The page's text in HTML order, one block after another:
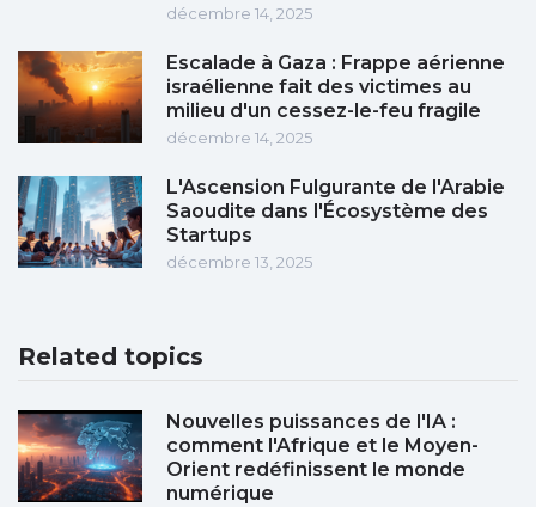
décembre 14, 2025
Escalade à Gaza : Frappe aérienne
israélienne fait des victimes au
milieu d'un cessez-le-feu fragile
décembre 14, 2025
L'Ascension Fulgurante de l'Arabie
Saoudite dans l'Écosystème des
Startups
décembre 13, 2025
Related topics
Nouvelles puissances de l'IA :
comment l'Afrique et le Moyen-
Orient redéfinissent le monde
numérique